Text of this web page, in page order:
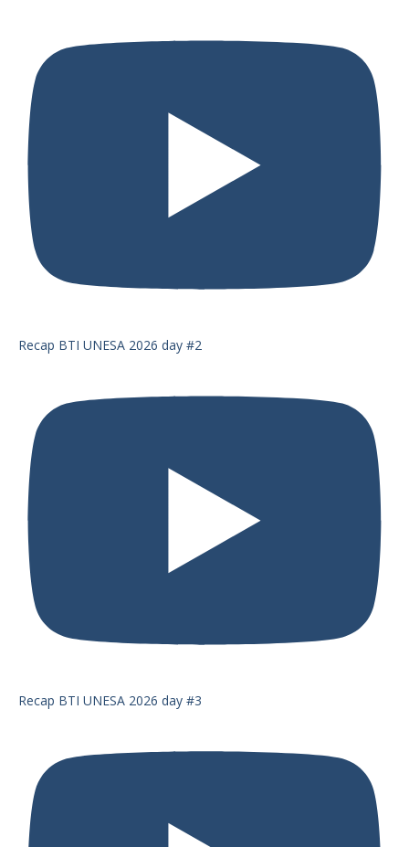
Recap BTI UNESA 2026 day #2
Recap BTI UNESA 2026 day #3